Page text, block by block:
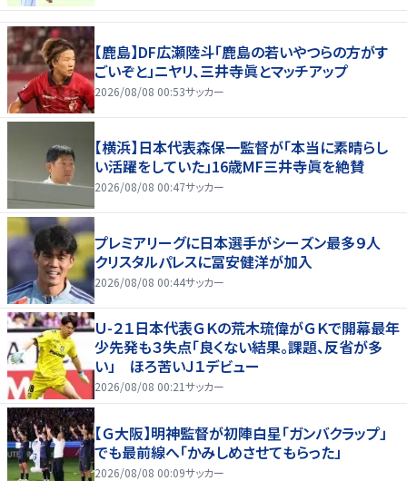
【鹿島】DF広瀬陸斗「鹿島の若いやつらの方がす
ごいぞと」ニヤリ、三井寺眞とマッチアップ
2026/08/08 00:53サッカー
【横浜】日本代表森保一監督が「本当に素晴らし
い活躍をしていた」16歳MF三井寺眞を絶賛
2026/08/08 00:47サッカー
プレミアリーグに日本選手がシーズン最多９人
クリスタルパレスに冨安健洋が加入
2026/08/08 00:44サッカー
Ｕ-２１日本代表ＧＫの荒木琉偉がＧＫで開幕最年
少先発も３失点「良くない結果。課題、反省が多
い」 ほろ苦いＪ１デビュー
2026/08/08 00:21サッカー
【Ｇ大阪】明神監督が初陣白星「ガンバクラップ」
でも最前線へ「かみしめさせてもらった」
2026/08/08 00:09サッカー